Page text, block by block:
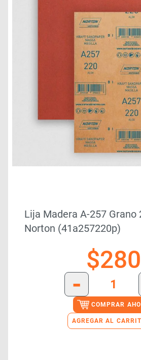
Lija Madera A-257 Grano
Norton (41a257220p)
$280
-
COMPRAR
AGREGAR AL